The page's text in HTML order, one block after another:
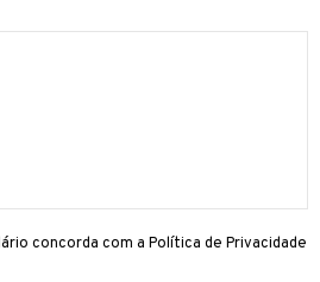
concorda com a Política de Privacidade